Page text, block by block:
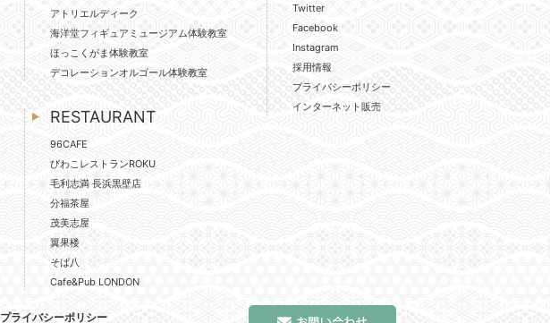
アトリエルディーク
海洋堂フィギュアミュージアム体験教室
ほっこくがま体験教室
デコレーションオルゴール体験教室
RESTAURANT
96CAFE
びわこレストランROKU
毛利志満 長浜黒壁店
分福茶屋
茂美志屋
翼果楼
そば八
Cafe&Pub LONDON
Twitter
Facebook
Instagram
採用情報
プライバシーポリシー
インターネット販売
プライバシーポリシー